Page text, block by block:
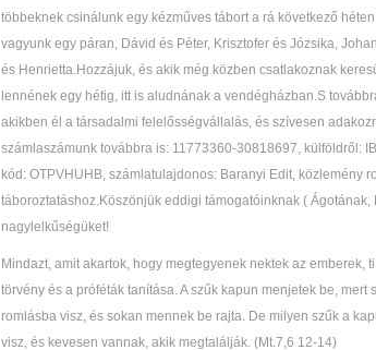
többeknek csinálunk egy kézműves tábort a rá következő
vagyunk egy páran, Dávid és Péter, Krisztofer és Józsika,
és Henrietta.Hozzájuk, és akik még közben csatlakoznak
lennének egy hétig, itt is aludnának a vendégházban.S
akikben él a társadalmi felelősségvállalás, és szívesen
számlaszámunk továbbra is: 11773360-30818697, külföldről:
kód: OTPVHUHB, számlatulajdonos: Baranyi Edit, közlemény
táboroztatáshoz.Köszönjük eddigi támogatóinknak (
nagylelkűségüket!
Mindazt, amit akartok, hogy megtegyenek nektek az emberek,
törvény és a próféták tanítása. A szűk kapun menjetek be, mert
romlásba visz, és sokan mennek be rajta. De milyen szűk a
visz, és kevesen vannak, akik megtalálják. (Mt.7,6 12-14)